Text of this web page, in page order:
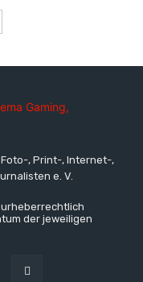
, Print-, Internet-,
e. V.
der jeweiligen